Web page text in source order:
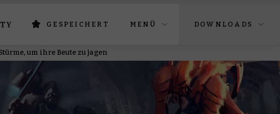
GESPEICHERT MENÜ DOWNLOADS
um ihre Beute zu jagen